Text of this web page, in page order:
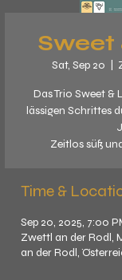
Sweet
Sat, Sep 20
Das Trio Sweet
lässigen Schrittes
Zeitlos süß
Time &
Sep 20, 2025, 7:00
Zwettl an der Rodl,
an der Rodl,